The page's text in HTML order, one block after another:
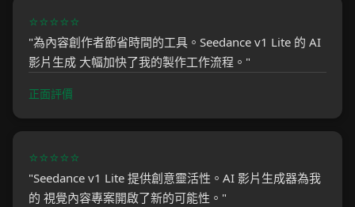
⭐⭐⭐⭐⭐
"為內容創作者節省時間的工具。Seedance v1 Lite 的 AI
影片生成 大幅加快了我的製作工作流程。"
正面評價
⭐⭐⭐⭐⭐
"Seedance v1 Lite 提供創意靈活性。AI 影片生成器為我
的 視覺內容專案開啟了新的可能性。"